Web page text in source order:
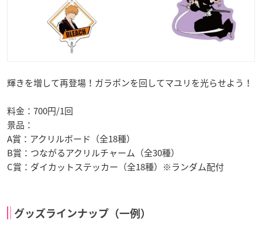
輝きを増して再登場！ガラポンを回してマユリを光らせよう！
料金：700円/1回
景品：
A賞：アクリルボード（全18種）
B賞：つながるアクリルチャーム（全30種）
C賞：ダイカットステッカー（全18種）※ランダム配付
グッズラインナップ（一例）